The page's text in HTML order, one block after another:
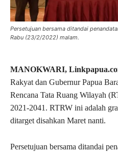
Persetujuan bersama ditandai
Rabu (23/2/2022) malam.
MANOKWARI,
Rakyat dan Gubernur Papua
Rencana Tata Ruang Wilayah
2021-2041. RTRW ini adalah
ditarget disahkan Maret nanti.
Persetujuan bersama ditandai